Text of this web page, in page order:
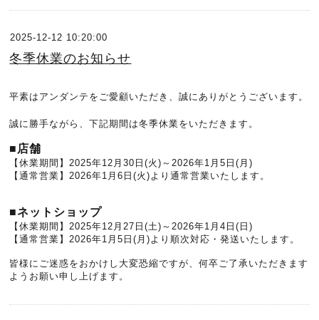
2025-12-12 10:20:00
冬季休業のお知らせ
平素はアンダンテをご愛顧いただき、誠にありがとうございます。
誠に勝手ながら、下記期間は冬季休業をいただきます。
■店舗
【休業期間】2025年12月30日(火)～2026年1 月5日(月)
【通常営業】2026年1月6日(火)より通常営業いたします。
■ネットショップ
【休業期間】2025年12月27日(土)～2026年1 月4日(日)
【通常営業】2026年1月5日(月)より順次対応・発送いたします。
皆様にご迷惑をおかけし大変恐縮ですが、何卒ご了承いただきます
ようお願い申し上げます。